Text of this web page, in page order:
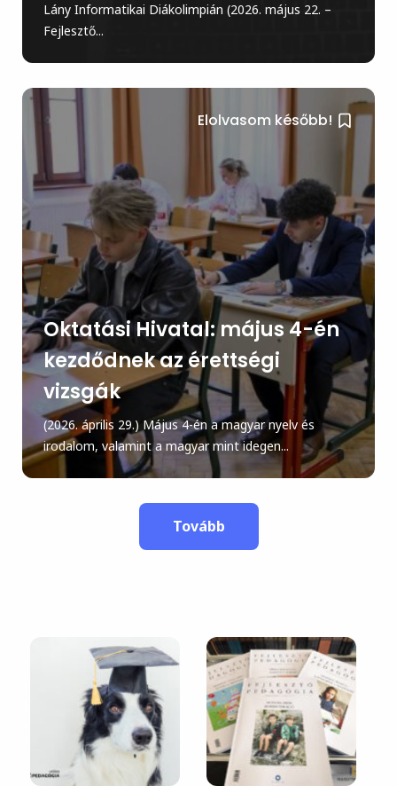
Lány Informatikai Diákolimpián (2026. május 22. –
Fejlesztő...
Elolvasom később!
Oktatási Hivatal: május 4-én
kezdődnek az érettségi
vizsgák
(2026. április 29.) Május 4-én a magyar nyelv és
irodalom, valamint a magyar mint idegen...
Tovább